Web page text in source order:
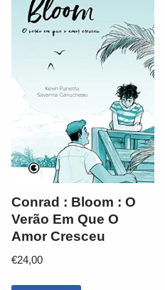
Conrad : Bloom : O
Verão Em Que O
Amor Cresceu
€24,00